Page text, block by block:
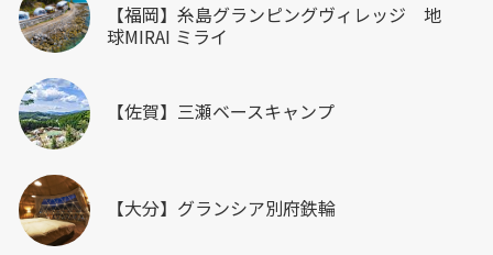
【福岡】糸島グランピングヴィレッジ 地
球MIRAI ミライ
【佐賀】三瀬ベースキャンプ
【大分】グランシア別府鉄輪